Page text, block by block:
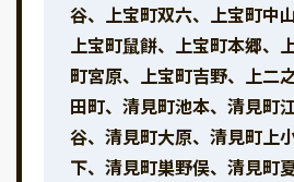
谷、上宝町双六、上宝町中
上宝町鼠餅、上宝町本郷、
町宮原、上宝町吉野、上二
田町、清見町池本、清見町
谷、清見町大原、清見町上
下、清見町巣野俣、清見町